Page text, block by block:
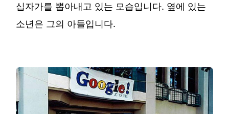
십자가를 뽑아내고 있는 모습입니다. 옆에 있는
소년은 그의 아들입니다.